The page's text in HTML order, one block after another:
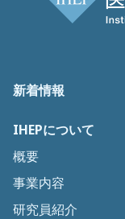
新着情報
IHEPについて
概要
事業内容
研究員紹介